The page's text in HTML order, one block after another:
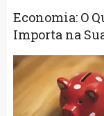
Economia: O
Importa na